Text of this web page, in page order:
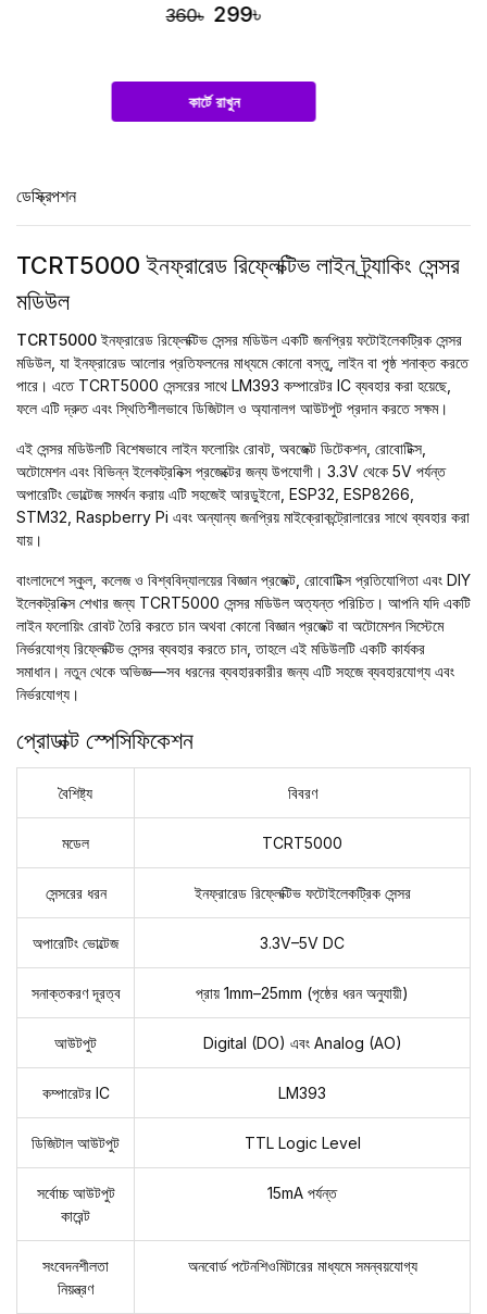
299৳
ডেস্ক্রিপশন
TCRT5000 ইনফ্রারেড রিফ্লেক্টিভ লাইন ট্র্যাকিং সেন্সর
মডিউল
TCRT5000 ইনফ্রারেড রিফ্লেক্টিভ সেন্সর মডিউল একটি জনপ্রিয় ফটোইলেকট্রিক সেন্সর
মডিউল, যা ইনফ্রারেড আলোর প্রতিফলনের মাধ্যমে কোনো বস্তু, লাইন বা পৃষ্ঠ শনাক্ত করতে
পারে। এতে TCRT5000 সেন্সরের সাথে LM393 কম্পারেটর IC ব্যবহার করা হয়েছে,
ফলে এটি দ্রুত এবং স্থিতিশীলভাবে ডিজিটাল ও অ্যানালগ আউটপুট প্রদান করতে সক্ষম।
এই সেন্সর মডিউলটি বিশেষভাবে লাইন ফলোয়িং রোবট, অবজেক্ট ডিটেকশন, রোবোটিক্স,
অটোমেশন এবং বিভিন্ন ইলেকট্রনিক্স প্রজেক্টের জন্য উপযোগী। 3.3V থেকে 5V পর্যন্ত
অপারেটিং ভোল্টেজ সমর্থন করায় এটি সহজেই আরডুইনো, ESP32, ESP8266,
STM32, Raspberry Pi এবং অন্যান্য জনপ্রিয় মাইক্রোকন্ট্রোলারের সাথে ব্যবহার করা
যায়।
বাংলাদেশে স্কুল, কলেজ ও বিশ্ববিদ্যালয়ের বিজ্ঞান প্রজেক্ট , রোবোটিক্স প্রতিযোগিতা এবং DIY
ইলেকট্রনিক্স শেখার জন্য TCRT5000 সেন্সর মডিউল অত্যন্ত পরিচিত। আপনি যদি একটি
লাইন ফলোয়িং রোবট তৈরি করতে চান অথবা কোনো বিজ্ঞান প্রজেক্ট বা অটোমেশন সিস্টেমে
নির্ভরযোগ্য রিফ্লেক্টিভ সেন্সর ব্যবহার করতে চান, তাহলে এই মডিউলটি একটি কার্যকর
সমাধান। নতুন থেকে অভিজ্ঞ—সব ধরনের ব্যবহারকারীর জন্য এটি সহজে ব্যবহারযোগ্য এবং
নির্ভরযোগ্য।
প্রোডাক্ট স্পেসিফিকেশন
বৈশিষ্ট্য বিবরণ
মডেল TCRT5000
সেন্সরের ধরন ইনফ্রারেড রিফ্লেক্টিভ ফটোইলেকট্রিক সেন্সর
অপারেটিং ভোল্টেজ 3.3V–5V DC
সনাক্তকরণ দূরত্ব প্রায় 1mm–25mm (পৃষ্ঠের ধরন অনুযায়ী)
আউটপুট Digital (DO) এবং Analog (AO)
কম্পারেটর IC LM393
ডিজিটাল আউটপুট TTL Logic Level
সর্বোচ্চ আউটপুট
কারেন্ট
15mA পর্যন্ত
সংবেদনশীলতা
নিয়ন্ত্রণ
অনবোর্ড পটেনশিওমিটারের মাধ্যমে সমন্বয়যোগ্য